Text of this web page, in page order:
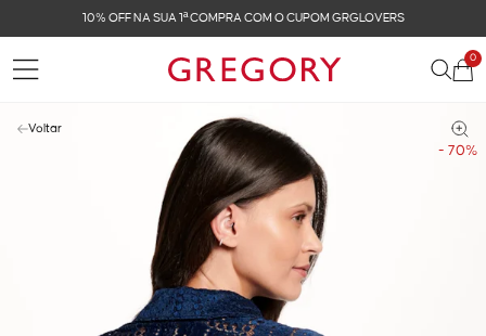
10% OFF NA SUA 1ª COMPRA COM O CUPOM GRGLOVERS
0
- 70%
Voltar